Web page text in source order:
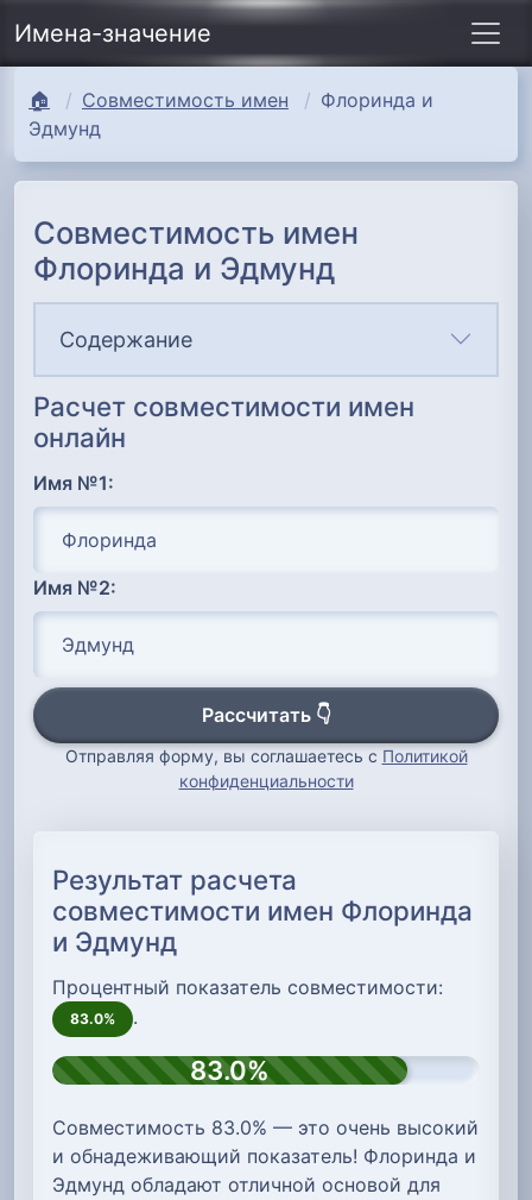
Имена-значение
🏠 Совместимость имен
Флоринда и
Эдмунд
Совместимость имен
Флоринда и Эдмунд
Содержание
Расчет совместимости имен
онлайн
Имя №1:
Имя №2:
Рассчитать 👇
Отправляя форму, вы соглашаетесь с Политикой
конфиденциальности
Результат расчета
совместимости имен Флоринда
и Эдмунд
Процентный показатель совместимости:
83.0% .
83.0%
Совместимость 83.0% — это очень высокий
и обнадеживающий показатель! Флоринда и
Эдмунд обладают отличной основой для